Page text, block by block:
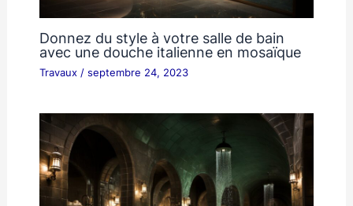
Donnez du style à votre salle de bain
avec une douche italienne en mosaïque
Travaux/ septembre 24, 2023